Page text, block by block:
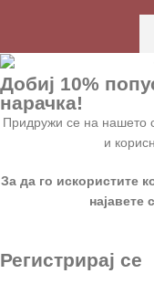
Добиј 10%
нарачка!
Придружи се на нашето
и
За да го искористите
Регистрирај се